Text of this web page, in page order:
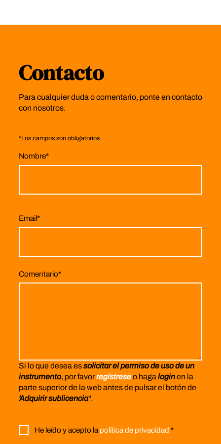
Contacto
Para cualquier duda o comentario, ponte en contacto
con nosotros.
*Los campos son obligatorios
Nombre*
Email*
Comentario*
Si lo que desea essolicitar el permiso de uso de un
instrumento, por favorregístreseo haga loginen la
parte superior de la web antes de pulsar el botón de
'Adquirir sublicencia".
He leído y acepto lapolítica de privacidad *